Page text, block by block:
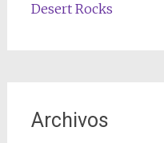
Desert Rocks
Archivos